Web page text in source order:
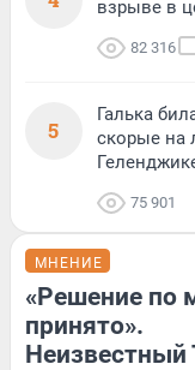
взрыве в
82 316
5
Галька
скорые на
75 901
МНЕНИЕ
«Решение по
принято».
Неизвестный